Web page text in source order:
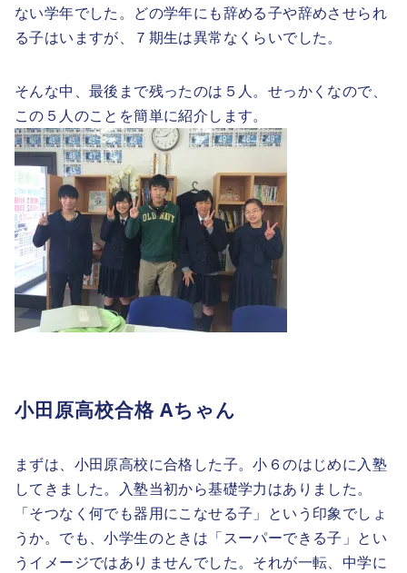
ない学年でした。どの学年にも辞める子や辞めさせられ
る子はいますが、７期生は異常なくらいでした。
そんな中、最後まで残ったのは５人。せっかくなので、
この５人のことを簡単に紹介します。
小田原高校合格 Aちゃん
まずは、小田原高校に合格した子。小６のはじめに入塾
してきました。入塾当初から基礎学力はありました。
「そつなく何でも器用にこなせる子」という印象でしょ
うか。でも、小学生のときは「スーパーできる子」とい
うイメージではありませんでした。それが一転、中学に